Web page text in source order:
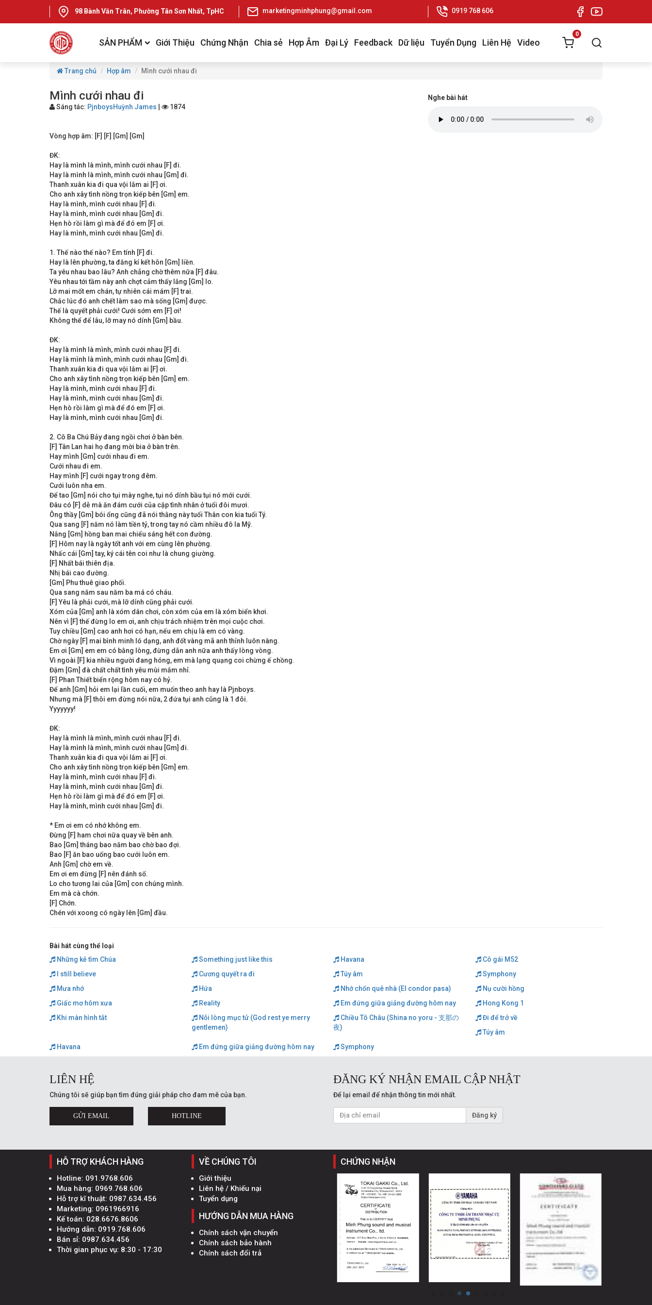
98 Bành Văn Trân, Phường Tân Sơn Nhất, TpHCM marketingminhphung@gmail.com 0919 768 606
SẢN PHẨM Giới Thiệu Chứng Nhận Chia sẻ Hợp Âm Đại Lý Feedback Dữ liệu Tuyển Dụng Liên Hệ Video
0
Trang chủ Hợp âm Mình cưới nhau đi
Mình cưới nhau đi
Sáng tác: PjnboysHuỳnh James 1874
Vòng hợp âm: [F] [F] [Gm] [Gm]
ĐK:
Hay là mình là mình, mình cưới nhau [F] đi.
Hay là mình là mình, mình cưới nhau [Gm] đi.
Thanh xuân kia đi qua vội lắm ai [F] ơi.
Cho anh xây tình nồng trọn kiếp bên [Gm] em.
Hay là mình, mình cưới nhau [F] đi.
Hay là mình, mình cưới nhau [Gm] đi.
Hẹn hò rồi làm gì mà để đó em [F] ơi.
Hay là mình, mình cưới nhau [Gm] đi.
1. Thế nào thế nào? Em tính [F] đi.
Hay là lên phường, ta đăng kí kết hôn [Gm] liền.
Ta yêu nhau bao lâu? Anh chẳng chờ thêm nữa [F] đâu.
Yêu nhau tới tầm này anh chợt cảm thấy lắng [Gm] lo.
Lỡ mai mốt em chán, tự nhiên cái mám [F] trai.
Chắc lúc đó anh chết làm sao mà sống [Gm] được.
Thế là quyết phải cưới! Cưới sớm em [F] ơi!
Không thể để lâu, lỡ may nó dính [Gm] bầu.
ĐK:
Hay là mình là mình, mình cưới nhau [F] đi.
Hay là mình là mình, mình cưới nhau [Gm] đi.
Thanh xuân kia đi qua vội lắm ai [F] ơi.
Cho anh xây tình nồng trọn kiếp bên [Gm] em.
Hay là mình, mình cưới nhau [F] đi.
Hay là mình, mình cưới nhau [Gm] đi.
Hẹn hò rồi làm gì mà để đó em [F] ơi.
Hay là mình, mình cưới nhau [Gm] đi.
2. Cô Ba Chú Bảy đang ngồi chơi ở bàn bên.
[F] Tân Lan hai họ đang mời bia ở bàn trên.
Hay mình [Gm] cưới nhau đi em.
Cưới nhau đi em.
Hay mình [F] cưới ngay trong đêm.
Cưới luôn nha em.
Để tao [Gm] nói cho tụi mày nghe, tụi nó dính bầu tụi nó mới cưới.
Đâu có [F] dễ mà ăn đám cưới của cặp tình nhân ở tuổi đôi mươi.
Ông thầy [Gm] bói ổng cũng đã nói thằng này tuổi Thân con kia tuổi Tý.
Qua sang [F] năm nó làm tiền tỷ, trong tay nó cầm nhiều đô la Mỹ.
Nắng [Gm] hồng ban mai chiếu sáng hết con đường.
[F] Hôm nay là ngày tốt anh với em cùng lên phường.
Nhấc cái [Gm] tay, ký cái tên coi như là chung giường.
[F] Nhất bái thiên địa.
Nhị bái cao đường.
[Gm] Phu thuê giao phối.
Qua sang năm sau năm ba má có cháu.
[F] Yêu là phải cưới, mà lỡ dính cũng phải cưới.
Xóm của [Gm] anh là xóm dân chơi, còn xóm của em là xóm biển khơi.
Nên vì [F] thế đừng lo em ơi, anh chịu trách nhiệm trên mọi cuộc chơi.
Tuy chiều [Gm] cao anh hơi có hạn, nếu em chịu là em có vàng.
Chờ ngày [F] mai bình minh ló dạng, anh đốt vàng mã anh thỉnh luôn nàng.
Em ơi [Gm] em em có bằng lòng, đừng dẫn anh nữa anh thấy lòng vòng.
Vì ngoài [F] kia nhiều người đang hóng, em mà lạng quạng coi chừng ế chồng.
Đậm [Gm] đà chất chất tình yêu mùi mắm nhỉ.
[F] Phan Thiết biển rộng hôm nay có hỷ.
Để anh [Gm] hỏi em lại lần cuối, em muốn theo anh hay là Pjnboys.
Nhưng mà [F] thôi em đừng nói nữa, 2 đứa tụi anh cũng là 1 đôi.
Yyyyyyy!
ĐK:
Hay là mình là mình, mình cưới nhau [F] đi.
Hay là mình là mình, mình cưới nhau [Gm] đi.
Thanh xuân kia đi qua vội lắm ai [F] ơi.
Cho anh xây tình nồng trọn kiếp bên [Gm] em.
Hay là mình, mình cưới nhau [F] đi.
Hay là mình, mình cưới nhau [Gm] đi.
Hẹn hò rồi làm gì mà để đó em [F] ơi.
Hay là mình, mình cưới nhau [Gm] đi.
* Em ơi em có nhớ không em.
Đừng [F] ham chơi nữa quay về bên anh.
Bao [Gm] tháng bao năm bao chờ bao đợi.
Bao [F] ăn bao uống bao cưới luôn em.
Anh [Gm] chờ em về.
Em ơi em đừng [F] nên đánh số.
Lo cho tương lai của [Gm] con chúng mình.
Em mà cà chớn.
[F] Chớn.
Chén với xoong có ngày lên [Gm] đầu.
Nghe bài hát
Bài hát cùng thể loại
Những kẻ tìm Chúa
Something just like this Havana
Cô gái M52
I still believe
Cương quyết ra đi Túy âm
Symphony
Mưa nhớ
Hứa Nhớ chốn quê nhà (El condor pasa)
Nụ cười hồng
Giấc mơ hôm xưa
Reality Em đứng giữa giảng đường hôm nay
Hong Kong 1
Khi màn hình tắt
Nỗi lòng mục tử (God rest ye merry
gentlemen)
Chiều Tô Châu (Shina no yoru - 支那の
夜)
Đi để trở về
Túy âm
Havana
Em đứng giữa giảng đường hôm nay Symphony
LIÊN HỆ
Chúng tôi sẽ giúp bạn tìm đúng giải pháp cho đam mê của bạn.
GỬI EMAIL HOTLINE
ĐĂNG KÝ NHẬN EMAIL CẬP NHẬT
Để lại email để nhận thông tin mới nhất.
Đăng ký
HỖ TRỢ KHÁCH HÀNG
Hotline: 091.9768.606
Mua hàng: 0969.768.606
Hỗ trợ kĩ thuật: 0987.634.456
Marketing: 0961966916
Kế toán: 028.6676.8606
Hướng dẫn: 0919.768.606
Bán sỉ: 0987.634.456
Thời gian phục vụ: 8:30 - 17:30
VỀ CHÚNG TÔI
Giới thiệu
Liên hệ / Khiếu nại
Tuyển dụng
HƯỚNG DẪN MUA HÀNG
Chính sách vận chuyển
Chính sách bảo hành
Chính sách đổi trả
CHỨNG NHẬN